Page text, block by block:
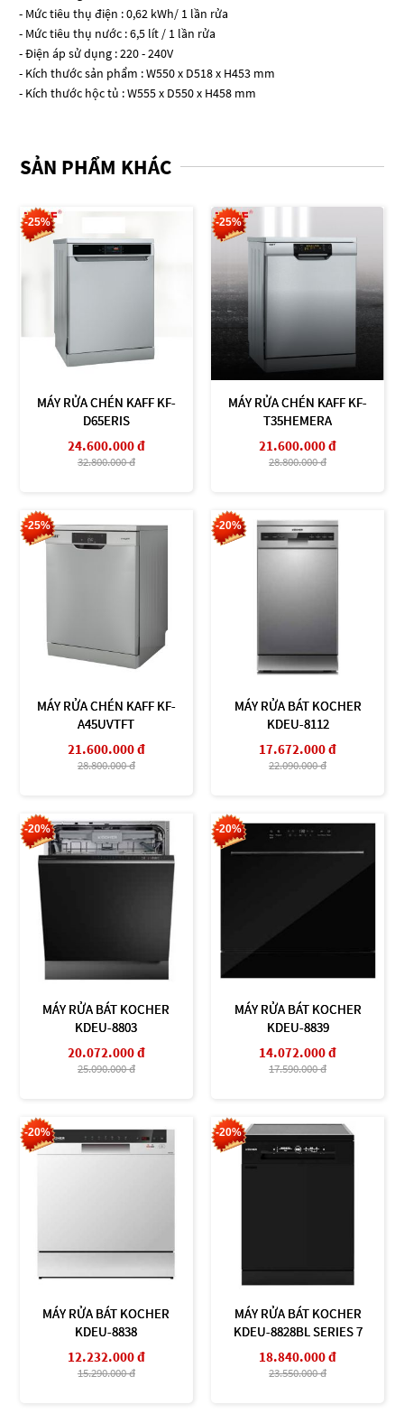
- Mức tiêu thụ điện : 0,62 kWh/ 1 lần rửa
- Mức tiêu thụ nước : 6,5 lít / 1 lần rửa
- Điện áp sử dụng : 220 - 240V
- Kích thước sản phẩm : W550 x D518 x H453 mm
- Kích thước hộc tủ : W555 x D550 x H458 mm
SẢN PHẨM KHÁC
-25%
MÁY RỬA CHÉN KAFF KF-
D65ERIS
24.600.000 đ
32.800.000 đ
-25%
MÁY RỬA CHÉN KAFF KF-
T35HEMERA
21.600.000 đ
28.800.000 đ
-25%
MÁY RỬA CHÉN KAFF KF-
A45UVTFT
21.600.000 đ
28.800.000 đ
-20%
MÁY RỬA BÁT KOCHER
KDEU-8112
17.672.000 đ
22.090.000 đ
-20%
MÁY RỬA BÁT KOCHER
KDEU-8803
20.072.000 đ
25.090.000 đ
-20%
MÁY RỬA BÁT KOCHER
KDEU-8839
14.072.000 đ
17.590.000 đ
-20%
MÁY RỬA BÁT KOCHER
KDEU-8838
12.232.000 đ
15.290.000 đ
-20%
MÁY RỬA BÁT KOCHER
KDEU-8828BL SERIES 7
18.840.000 đ
23.550.000 đ